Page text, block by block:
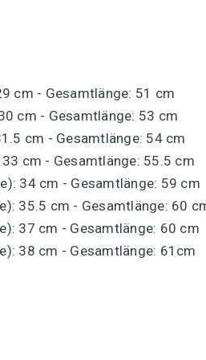
cm - Gesamtlänge: 51 cm
cm - Gesamtlänge: 53 cm
cm - Gesamtlänge: 54 cm
cm - Gesamtlänge: 55.5 cm
34 cm - Gesamtlänge: 59 cm
35.5 cm - Gesamtlänge: 60
37 cm - Gesamtlänge: 60 cm
38 cm - Gesamtlänge: 61cm